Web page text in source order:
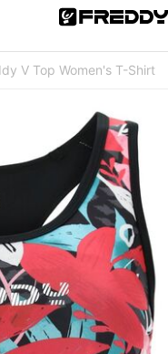
V Top Women's T-Shirt